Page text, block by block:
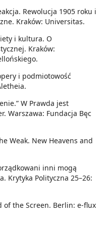
Rewolucja 1905 roku i
Kraków: Universitas.
i kultura. O
Kraków:
i podmiotowość
W Prawda jest
Warszawa: Fundacja Bęc
Weak. New Heavens and
inni mogą
Krytyka Polityczna 25–26:
of the Screen. Berlin: e-flux